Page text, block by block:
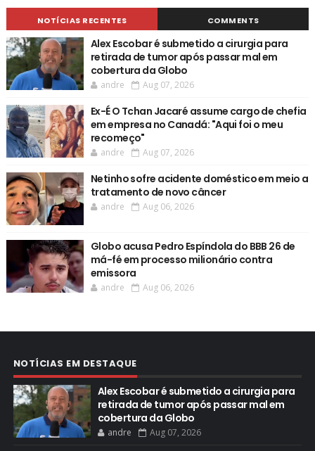
NOTÍCIAS RECENTES COMMENTS
Alex Escobar é submetido a cirurgia para
retirada de tumor após passar mal em
cobertura da Globo
andre Aug 07, 2026
Ex-É O Tchan Jacaré assume cargo de chefia
em empresa no Canadá: "Aqui foi o meu
recomeço"
andre Aug 07, 2026
Netinho sofre acidente doméstico em meio a
tratamento de novo câncer
andre Aug 06, 2026
Globo acusa Pedro Espíndola do BBB 26 de
má-fé em processo milionário contra
emissora
andre Aug 06, 2026
NOTÍCIAS EM DESTAQUE
Alex Escobar é submetido a cirurgia para
retirada de tumor após passar mal em
cobertura da Globo
andre Aug 07, 2026